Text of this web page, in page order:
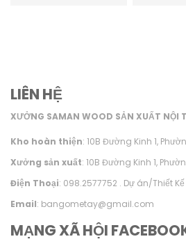
LIÊN HỆ
XƯỞNG SAMAN WOOD SẢN XUẤT NỘI
Kho hoàn thiện: 10B Đường Kinh 1,
Xưởng sản xuất: 10B Đường Kinh 1,
Điện Thoại: 098.2577752 . Dự án/Thiết
Email: bangometay@gmail.com
MẠNG XÃ HỘI